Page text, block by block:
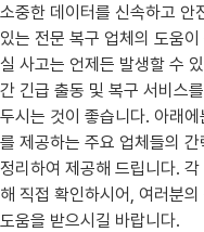
소중한 데이터를 신속하고 안
있는 전문 복구 업체의 도움
실 사고는 언제든 발생할 수
간 긴급 출동 및 복구 서비스
두시는 것이 좋습니다. 아래
를 제공하는 주요 업체들의
정리하여 제공해 드립니다.
해 직접 확인하시어, 여러분
도움을 받으시길 바랍니다.